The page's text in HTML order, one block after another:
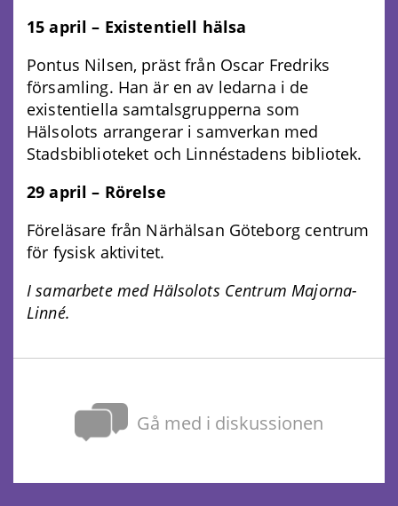
15 april – Existentiell hälsa
Pontus Nilsen, präst från Oscar Fredriks
församling. Han är en av ledarna i de
existentiella samtalsgrupperna som
Hälsolots arrangerar i samverkan med
Stadsbiblioteket och Linnéstadens bibliotek.
29 april – Rörelse
Föreläsare från Närhälsan Göteborg centrum
för fysisk aktivitet.
I samarbete med Hälsolots Centrum Majorna-
Linné.
Gå med i diskussionen